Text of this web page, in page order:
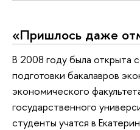
«Пришлось даже
В 2008 году была открыта
подготовки бакалавров
экономического
государственного
студенты учатся в